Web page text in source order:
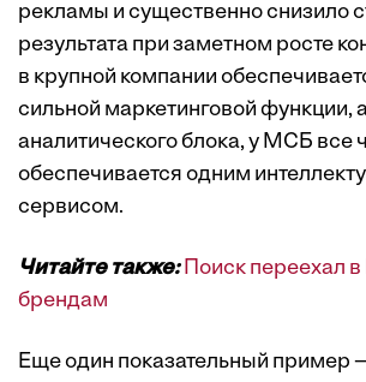
рекламы и существенно снизило
результата при заметном росте
в крупной компании
сильной маркетинговой функции,
аналитического блока, у МСБ все
обеспечивается одним
сервисом.
Читайте также:Поиск переехал в
брендам
Еще один показательный пример